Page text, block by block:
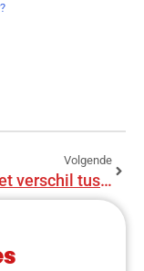
Volgende
Wat is het verschil tussen bouwkundig advies en bouwbegeleiding?